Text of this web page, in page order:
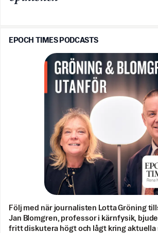
EPOCH TIMES PODCASTS
Följ med när journalisten Lotta Gröning
Jan Blomgren, professor i kärnfysik,
fritt diskutera högt och lågt kring aktuella